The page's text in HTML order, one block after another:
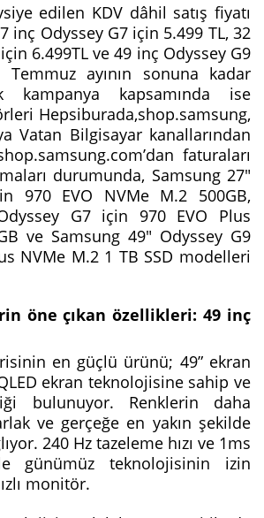
edilen KDV dâhil satış fiyatı
inç Odyssey G7 için 5.499 TL, 32
6.499TL ve 49 inç Odyssey G9
ayının sonuna kadar
kampanya kapsamında ise
Hepsiburada,shop.samsung,
Vatan Bilgisayar kanallarından
faturaları
durumunda, Samsung 27"
970 EVO NVMe M.2 500GB,
G7 için 970 EVO Plus
ve Samsung 49" Odyssey G9
NVMe M.2 1 TB SSD modelleri
öne çıkan özellikleri: 49 inç
en güçlü ürünü; 49” ekran
ekran teknolojisine sahip ve
bulunuyor. Renklerin daha
ve gerçeğe en yakın şekilde
240 Hz tazeleme hızı ve 1ms
günümüz teknolojisinin izin
monitör.